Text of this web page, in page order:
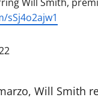
sSj4o2ajw1
Will Smith